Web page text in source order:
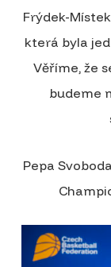
Frýdek-
která byla
Věříme, že
budeme
Pepa